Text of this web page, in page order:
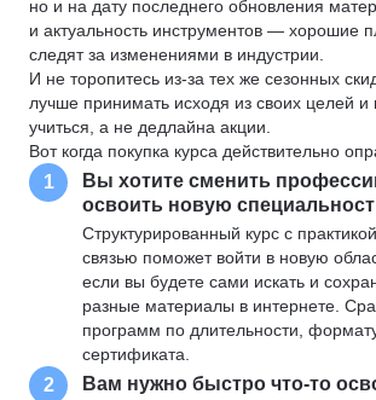
но и на дату последнего обновления
и актуальность инструментов — хорошие
следят за изменениями в индустрии.
И не торопитесь из-за тех же сезонных
лучше принимать исходя из своих целей и
учиться, а не дедлайна акции.
Вот когда покупка курса действительно
1
Вы хотите сменить
освоить новую
Структурированный курс с
связью поможет войти в новую
если вы будете сами искать и
разные материалы в интернете.
программ по длительности,
сертификата.
2 Вам нужно быстро что-то